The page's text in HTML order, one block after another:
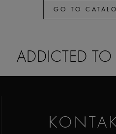
GO TO
ADDICTED TO